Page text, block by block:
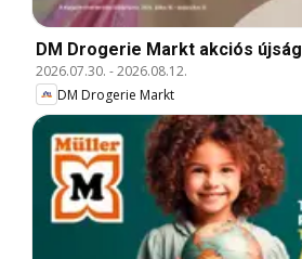
DM Drogerie Markt akciós újság
2026.07.30. -2026.08.12.
DM Drogerie Markt